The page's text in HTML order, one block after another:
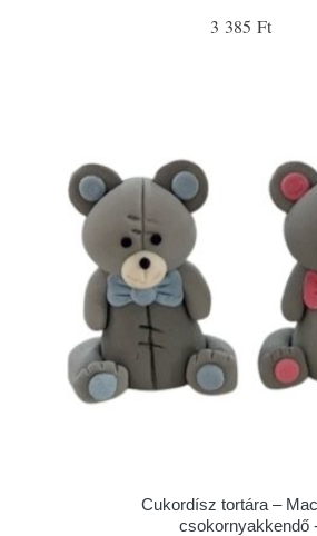
3 385 Ft
Cukordísz tortára –
csokornyakkendő